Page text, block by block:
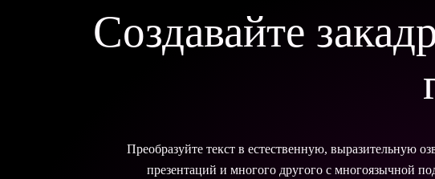
Создавайте
Преобразуйте текст в естественную, выразительную
презентаций и многого другого с многоязычной